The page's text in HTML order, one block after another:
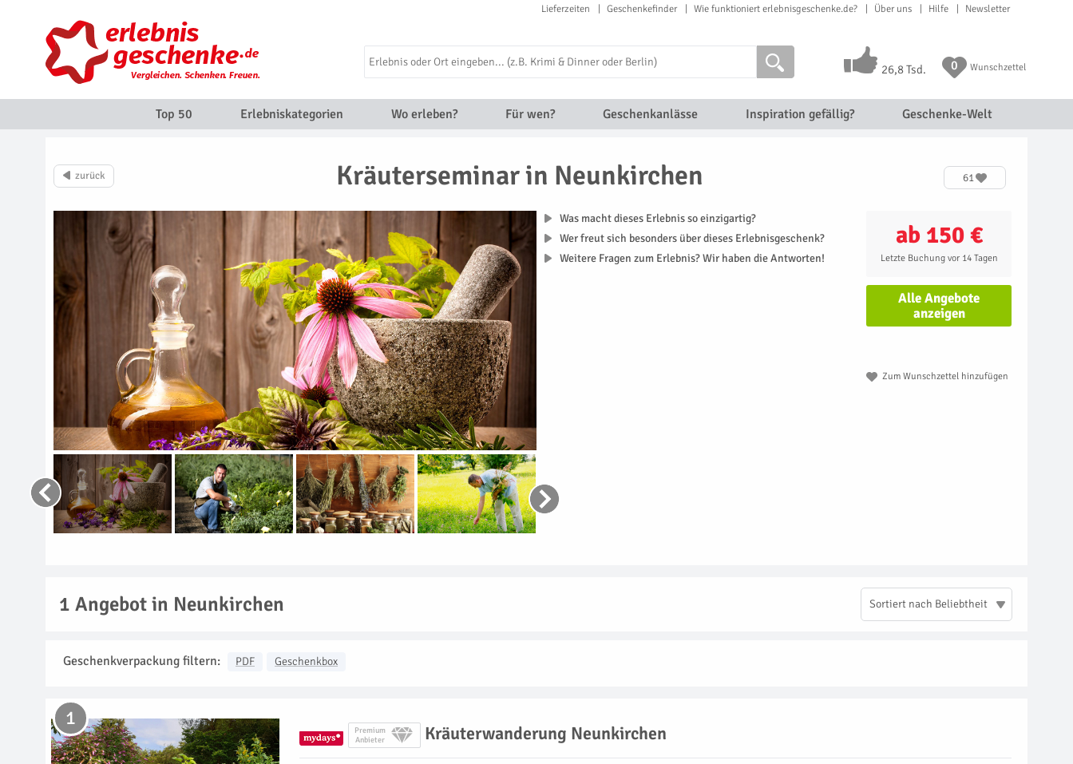
Lieferzeiten Geschenkefinder Wie funktioniert erlebnisgeschenke.de? Über uns Hilfe Newsletter
26,8 Tsd. 0 Wunschzettel
Top 50 Erlebniskategorien Wo erleben? Für wen? Geschenkanlässe Inspiration gefällig? Geschenke-Welt
Kräuterseminar in Neunkirchen 61
ab 150 €
Letzte Buchung vor 14 Tagen
Alle Angebote
anzeigen
Zum Wunschzettel hinzufügen
Was macht dieses Erlebnis so einzigartig?
Wer freut sich besonders über dieses Erlebnisgeschenk?
Weitere Fragen zum Erlebnis? Wir haben die Antworten!
1 Angebot in Neunkirchen Sortiert nach Beliebtheit
Geschenkverpackung filtern: PDF Geschenkbox
Premium
Anbieter
Kräuterwanderung Neunkirchen
1